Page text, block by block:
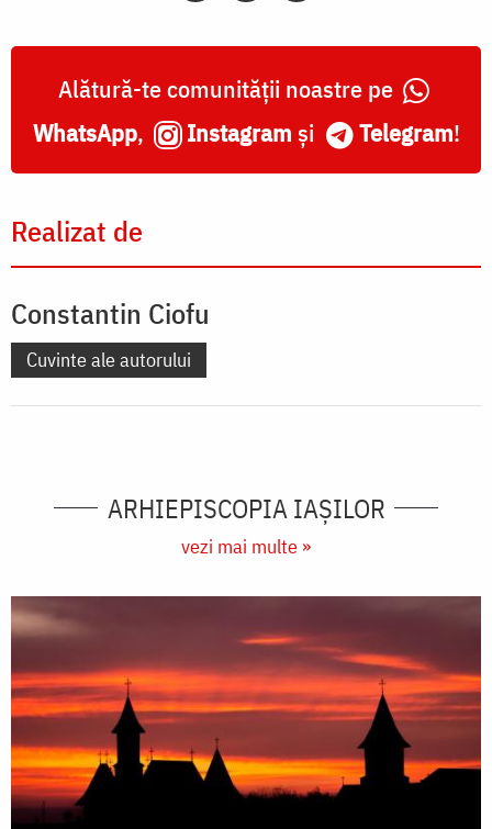
Alătură-te comunității noastre pe
WhatsApp, Instagram și Telegram!
Realizat de
Constantin Ciofu
Cuvinte ale autorului
ARHIEPISCOPIA IAŞILOR
vezi mai multe »